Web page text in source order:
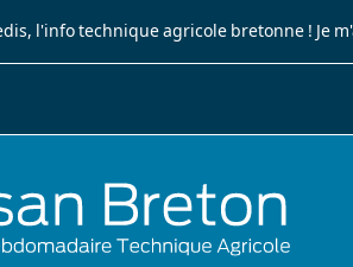
l'info technique agricole bretonne ! Je